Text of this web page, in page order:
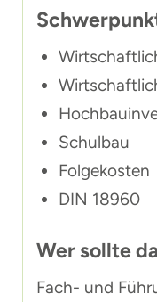
Schulbau
Folgekosten
DIN 18960
Wer sollte
Fach- und